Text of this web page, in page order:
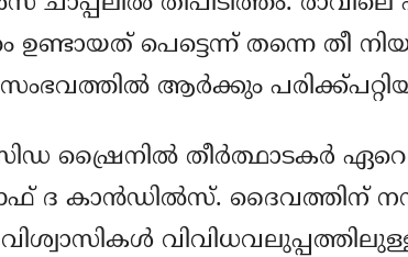
ഉണ്ടായത് പെട്ടെന്ന് തന്നെ തീ
ആര്‍ക്കും
ഷ്രൈനില്‍ തീര്‍ത്ഥാടകര്‍
ദ കാന്‍ഡില്‍സ്. ദൈവത്തിന് നന്ദി
വിശ്വാസികള്‍